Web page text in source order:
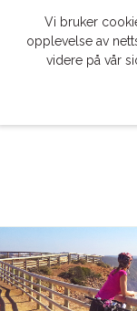
Vi bruker
opplevelse av
videre på vår